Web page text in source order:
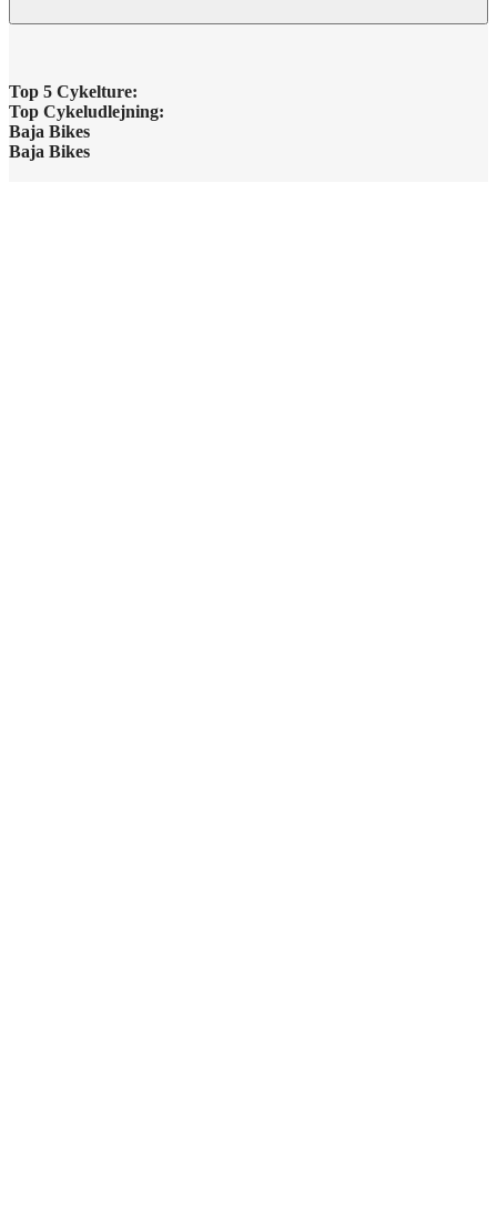
Top 5 Cykelture:
Barcelona Højdepunkter
Berlin Højdepunkter
Top Cykeludlejning:
Barcelona Cykeludlejning
Baja Bikes
Baja Bikes